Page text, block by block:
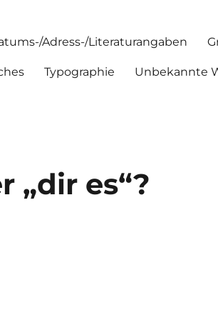
Adress-/Literaturangaben
Typographie Unbekannte
„dir es“?